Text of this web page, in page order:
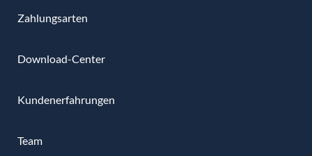
Zahlungsarten
Download-Center
Kundenerfahrungen
Team